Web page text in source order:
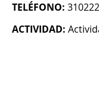
TELÉFONO:
ACTIVIDAD: